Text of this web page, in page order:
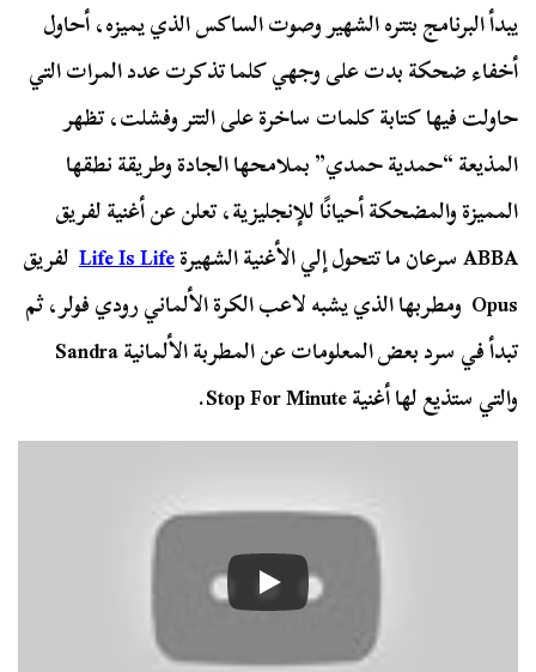
يبدأ البرنامج بتتره الشهير وصوت الساكس الذي يميزه، أحاول
أخفاء ضحكة بدت على وجهي كلما تذكرت عدد المرات التي
حاولت فيها كتابة كلمات ساخرة على التتر وفشلت، تظهر
المذيعة “حمدية حمدي” بملامحها الجادة وطريقة نطقها
المميزة والمضحكة أحيانًا للإنجليزية، تعلن عن أغنية لفريق
ABBA سرعان ما تتحول إلي الأغنية الشهيرة
Life Is Lifeلفريق
Opus ومطربها الذي يشبه لاعب الكرة الألماني رودي فولر، ثم
والتي ستذيع لها أغنية Stop For Minute.